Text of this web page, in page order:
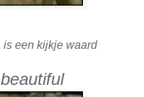
is een kijkje waard
beautiful